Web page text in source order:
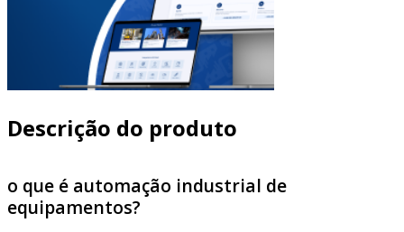
Descrição do produto
o que é automação industrial de
equipamentos?